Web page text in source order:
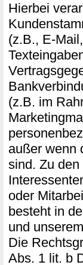
Hierbei
(z.B., E-
(z.B. im
außer wenn
sind. Zu
oder
besteht in
und
Die
Abs. 1 lit. b